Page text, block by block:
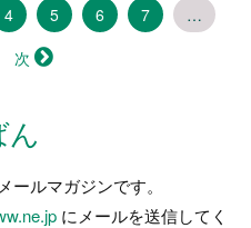
4 5 6 7
…
次
ルマガジンです。
にメールを送信してく